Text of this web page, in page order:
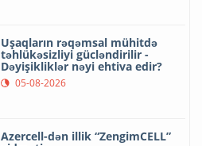
Uşaqların rəqəmsal mühitdə
təhlükəsizliyi gücləndirilir -
Dəyişikliklər nəyi ehtiva edir?
05-08-2026
Azercell-dən illik “ZengimCELL”